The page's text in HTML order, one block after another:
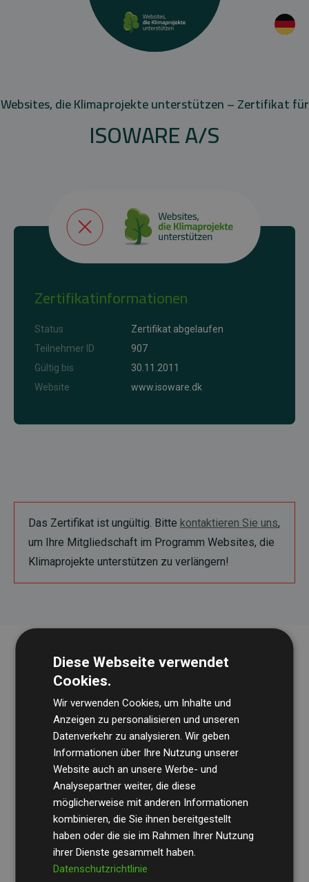
Websites, die Klimaprojekte unterstützen – Zertifikat für
ISOWARE A/S
Zertifikatinformationen
Status
Zertifikat abgelaufen
Teilnehmer ID
907
Gültig bis
30.11.2011
Website
www.isoware.dk
Das Zertifikat ist ungültig. Bitte kontaktieren Sie uns,
um Ihre Mitgliedschaft im Programm Websites, die
Klimaprojekte unterstützen zu verlängern!
Die Wirtschaftsprüfungsgesellschaft BDOüberprüft
regelmäßig unsere Berechnungen und Methodik, um
Transparenz und Verlässlichkeit sicherzustellen.
Ihre Prüfungen belegen, dass unsere Investitionen in
Klimaschutzprojekte im Durchschnitt200 % der
geschätzten CO₂-Emissionender teilnehmenden
Websites kompensieren – ein klarer Nachweis für die
Diese Webseite verwendet
Cookies.
Wir verwenden Cookies, um Inhalte und
Anzeigen zu personalisieren und unseren
Datenverkehr zu analysieren. Wir geben
Informationen über Ihre Nutzung unserer
Website auch an unsere Werbe- und
Analysepartner weiter, die diese
möglicherweise mit anderen Informationen
kombinieren, die Sie ihnen bereitgestellt
haben oder die sie im Rahmen Ihrer Nutzung
ihrer Dienste gesammelt haben.
Datenschutzrichtlinie